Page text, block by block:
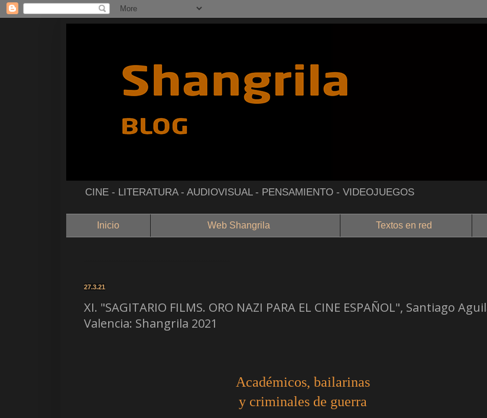
CINE - LITERATURA - AUDIOVISUAL - PENSAMIENTO - VIDEOJUEGOS
Inicio Web Shangrila Textos en red
27.3.21
XI. "SAGITARIO FILMS. ORO NAZI PARA EL CINE ESPAÑOL", Santiago
Valencia: Shangrila 2021
Académicos, bailarinas
y criminales de guerra